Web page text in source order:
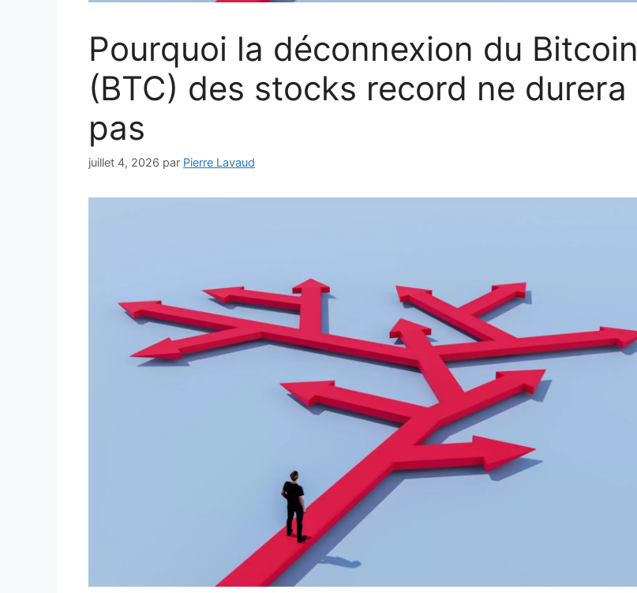
Pourquoi la déconnexion du Bitcoin
(BTC) des stocks record ne durera
pas
juillet 4, 2026 par Pierre Lavaud